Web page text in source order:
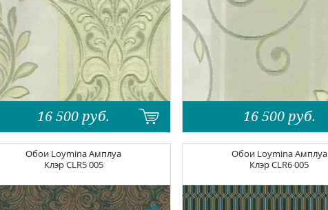
16 500 руб. 16 500 руб.
Обои Loymina Амплуа
КлэрCLR5 005
Обои Loymina Амплуа
КлэрCLR6 005